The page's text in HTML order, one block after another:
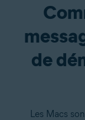
de
Les Macs